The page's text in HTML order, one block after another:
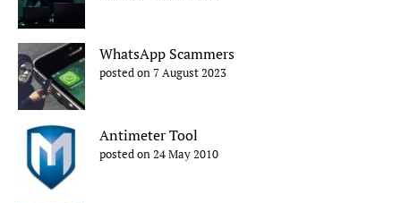
WhatsApp Scammers
posted on 7 August 2023
Antimeter Tool
posted on 24 May 2010